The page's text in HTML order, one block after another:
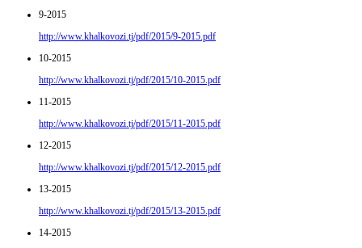
9-2015
http://www.khalkovozi.tj/pdf/2015/9-2015.pdf
10-2015
http://www.khalkovozi.tj/pdf/2015/10-2015.pdf
11-2015
http://www.khalkovozi.tj/pdf/2015/11-2015.pdf
12-2015
http://www.khalkovozi.tj/pdf/2015/12-2015.pdf
13-2015
http://www.khalkovozi.tj/pdf/2015/13-2015.pdf
14-2015